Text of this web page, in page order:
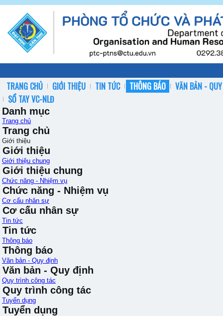
TRANG CHỦ GIỚI THIỆU TIN TỨC THÔNG BÁO
VĂN BẢN -
SỔ TAY VC-NLĐ
Danh mục
Trang chủ
Trang chủ
Giới thiệu
Giới thiệu
Giới thiệu chung
Giới thiệu chung
Chức năng - Nhiệm vụ
Chức năng - Nhiệm vụ
Cơ cấu nhân sự
Cơ cấu nhân sự
Tin tức
Tin tức
Thông báo
Thông báo
Văn bản - Quy định
Văn bản - Quy định
Quy trình công tác
Quy trình công tác
Tuyển dụng
Tuyển dụng